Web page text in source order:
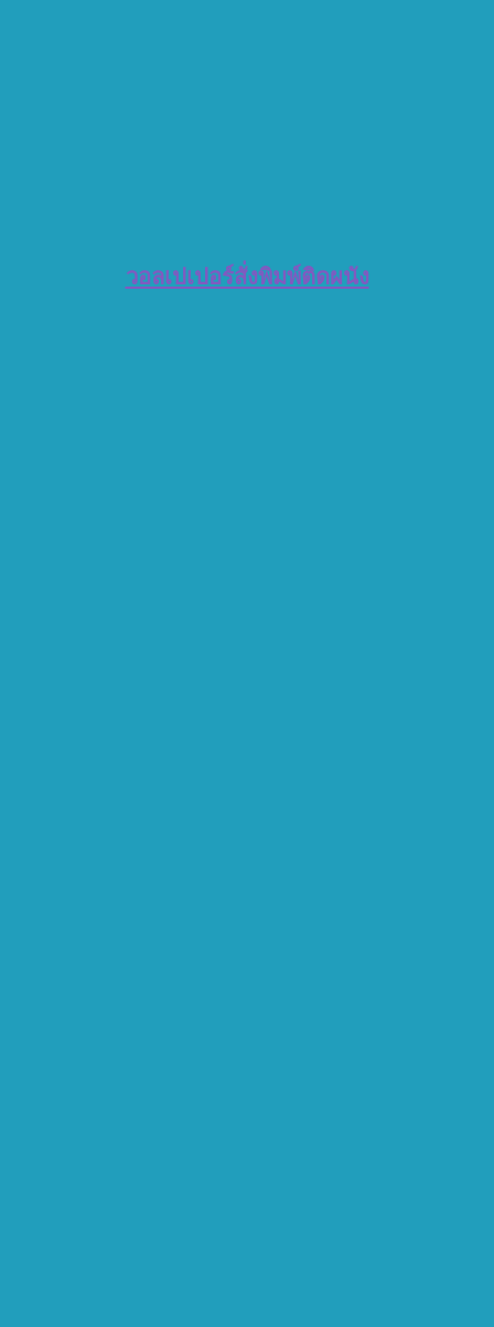
วอลเปเปอร์สั่งพิมพ์ติดผนัง